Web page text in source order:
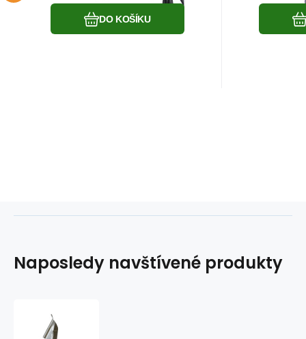
DO KOŠÍKU
Naposledy navštívené produkty